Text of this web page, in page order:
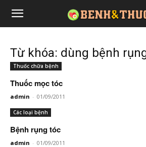
Từ khóa: dùng bệnh
Thuốc chữa bệnh
Thuốc mọc tóc
admin - 01/09/2011
Các loại bệnh
Bệnh rụng tóc
admin - 01/09/2011